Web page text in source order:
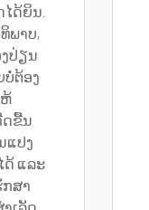
ດ້ຍິນ.
ພາບ,
ປ່ຽນ
ບໍ່ຕ້ອງ
ຫ້
ດຂື້ນ
ແປງ
ດ້ ແລະ
ກສາ